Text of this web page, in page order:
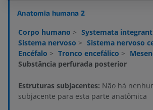
Anatomia humana 2
Corpo humano > Systemata
Sistema nervoso > Sistema nervoso
Encéfalo > Tronco encefálico >
Substância perfurada posterior
Estruturas subjacentes: Não há
subjacente para esta parte anatômica